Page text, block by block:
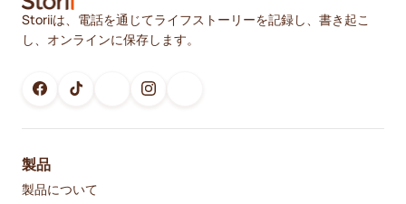
Storiiは、電話を通じてライフストーリーを記録し、書き起こ
し、オンラインに保存します。
製品
製品について